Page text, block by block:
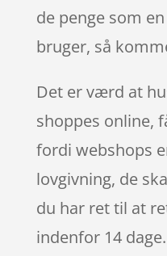
de penge som
bruger, så
Det er værd at
shoppes online,
fordi webshops
lovgivning, de
du har ret til at
indenfor 14